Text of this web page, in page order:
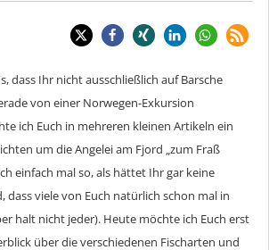
dass Ihr nicht ausschließlich auf Barsche
von einer Norwegen-Exkursion
ich Euch in mehreren kleinen Artikeln ein
um die Angelei am Fjord „zum Fraß
einfach mal so, als hättet Ihr gar keine
dass viele von Euch natürlich schon mal in
halt nicht jeder). Heute möchte ich Euch erst
über die verschiedenen Fischarten und